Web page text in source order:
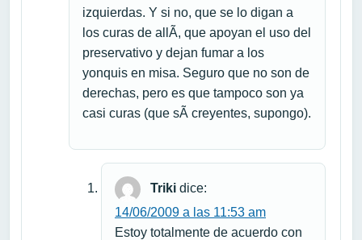
izquierdas. Y si no, que se lo digan a
los curas de allÃ­, que apoyan el uso del
preservativo y dejan fumar a los
yonquis en misa. Seguro que no son de
derechas, pero es que tampoco son ya
casi curas (que sÃ­ creyentes, supongo).
Triki dice:
14/06/2009 a las 11:53 am
Estoy totalmente de acuerdo con